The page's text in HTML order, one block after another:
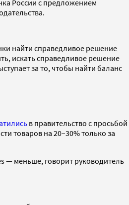
России с предложением
найти справедливое решение
искать справедливое решение
за то, чтобы найти баланс
в правительство с просьбой
товаров на 20–30% только за
— меньше, говорит руководитель